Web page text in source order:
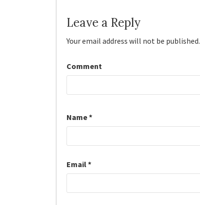
Leave a Reply
Your email address will not be published.
Comment
Name*
Email*